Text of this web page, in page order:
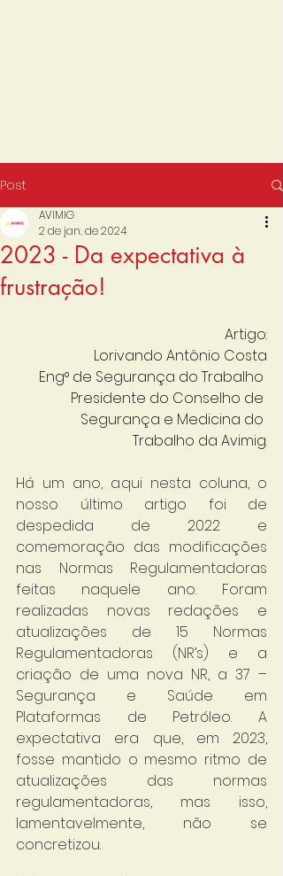
Post
2023 - Da expectativa à
frustração!
AVIMIG
2 de jan. de 2024
Artigo:
Lorivando Antônio Costa
Eng° de Segurança do Trabalho
Presidente do Conselho de
Segurança e Medicina do
Trabalho da Avimig.
Há um ano, aqui nesta coluna, o
nosso último artigo foi de
despedida de 2022 e
comemoração das modificações
nas Normas Regulamentadoras
feitas naquele ano. Foram
realizadas novas redações e
atualizações de 15 Normas
Regulamentadoras (NR’s) e a
criação de uma nova NR, a 37 –
Segurança e Saúde em
Plataformas de Petróleo. A
expectativa era que, em 2023,
fosse mantido o mesmo ritmo de
atualizações das normas
regulamentadoras, mas isso,
lamentavelmente, não se
concretizou.